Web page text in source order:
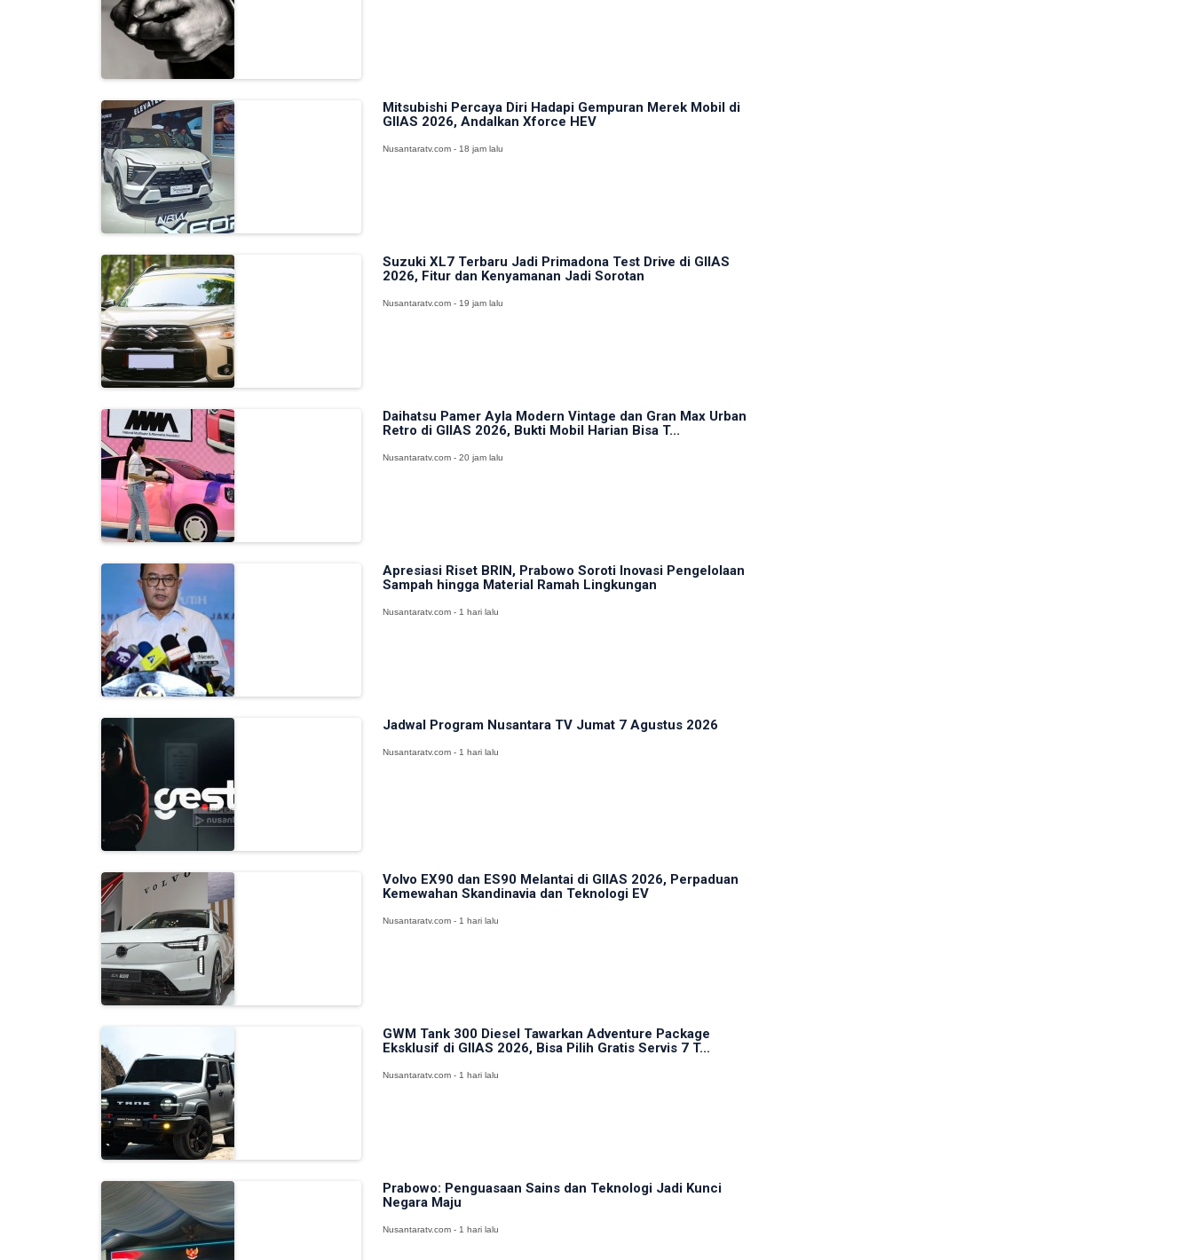
Mitsubishi Percaya Diri Hadapi Gempuran Merek Mobil di
GIIAS 2026, Andalkan Xforce HEV
Nusantaratv.com - 18 jam lalu
Suzuki XL7 Terbaru Jadi Primadona Test Drive di GIIAS
2026, Fitur dan Kenyamanan Jadi Sorotan
Nusantaratv.com - 19 jam lalu
Daihatsu Pamer Ayla Modern Vintage dan Gran Max Urban
Retro di GIIAS 2026, Bukti Mobil Harian Bisa T...
Nusantaratv.com - 20 jam lalu
Apresiasi Riset BRIN, Prabowo Soroti Inovasi Pengelolaan
Sampah hingga Material Ramah Lingkungan
Nusantaratv.com - 1 hari lalu
Jadwal Program Nusantara TV Jumat 7 Agustus 2026
Nusantaratv.com - 1 hari lalu
Volvo EX90 dan ES90 Melantai di GIIAS 2026, Perpaduan
Kemewahan Skandinavia dan Teknologi EV
Nusantaratv.com - 1 hari lalu
GWM Tank 300 Diesel Tawarkan Adventure Package
Eksklusif di GIIAS 2026, Bisa Pilih Gratis Servis 7 T...
Nusantaratv.com - 1 hari lalu
Prabowo: Penguasaan Sains dan Teknologi Jadi Kunci
Negara Maju
Nusantaratv.com - 1 hari lalu